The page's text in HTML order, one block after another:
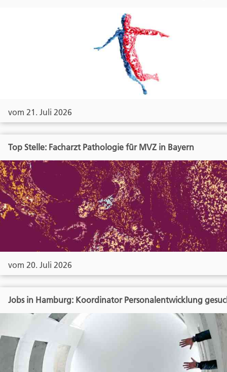
vom 21. Juli 2026
Top Stelle: Facharzt Pathologie für MVZ in Bayern
vom 20. Juli 2026
Jobs in Hamburg: Koordinator Personalentwicklung